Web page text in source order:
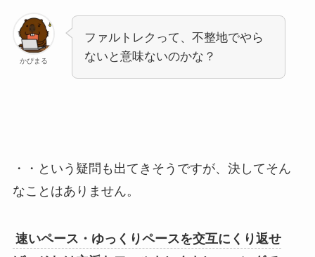
かぴまる
ファルトレクって、不整地でやら
ないと意味ないのかな？
・・という疑問も出てきそうですが、決してそん
なことはありません。
速いペース・ゆっくりペースを交互にくり返せ